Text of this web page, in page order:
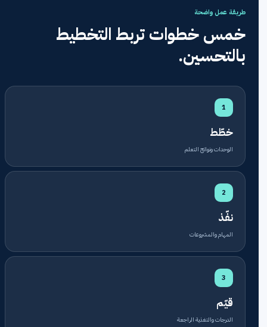
طريقة عمل واضحة
خمس خطوات تربط التخطيط
بالتحسين.
خطّط
الوحدات ونواتج التعلم
نفّذ
المهام والمشروعات
قيّم
الدرجات والتغذية الراجعة